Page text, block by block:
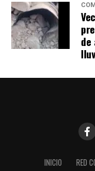
de
INICIO RED